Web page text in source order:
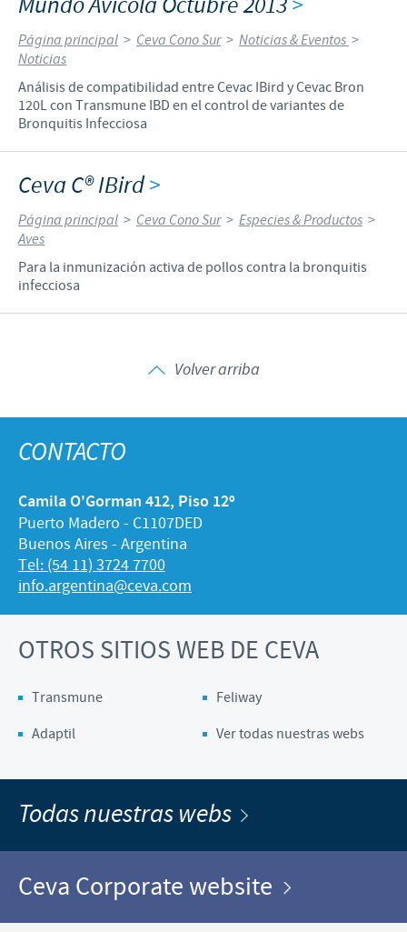
Página principal > Ceva Cono Sur > Noticias & Eventos >
Noticias
Análisis de compatibilidad entre Cevac IBird y Cevac Bron
120L con Transmune IBD en el control de variantes de
Bronquitis Infecciosa
Ceva C® IBird>
Página principal > Ceva Cono Sur > Especies & Productos >
Aves
Para la inmunización activa de pollos contra la bronquitis
infecciosa
Volver arriba
CONTACTO
Camila O'Gorman 412, Piso 12º
Puerto Madero - C1107DED
Buenos Aires - Argentina
Tel: (54 11) 3724 7700
info.argentina@ceva.com
OTROS SITIOS WEB DE CEVA
Transmune
Feliway
Adaptil
Ver todas nuestras webs
Todas nuestras webs
Ceva Corporate website